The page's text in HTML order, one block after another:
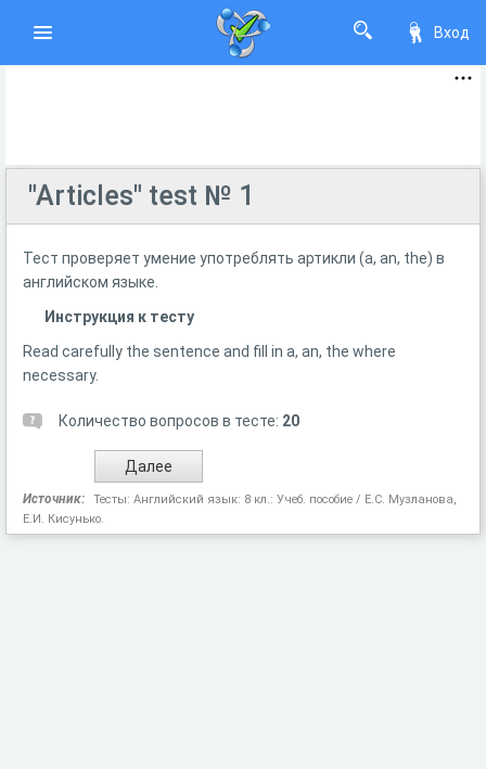
Вход
"Articles" test № 1
Тест проверяет умение употреблять артикли (a, an, the) в
английском языке.
Инструкция к тесту
Read carefully the sentence and fill in a, an, the where
necessary.
Количество вопросов в тесте: 20
Источник:
Тесты: Английский язык: 8 кл.: Учеб. пособие / Е.С. Музланова,
Е.И. Кисунько.